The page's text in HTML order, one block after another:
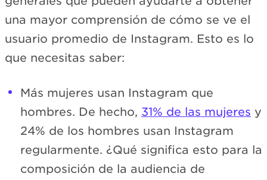
una mayor comprensión de cómo se ve el
usuario promedio de Instagram. Esto es lo
que necesitas saber:
Más mujeres usan Instagram que
hombres. De hecho, 31% de las mujeres y
24% de los hombres usan Instagram
regularmente. ¿Qué significa esto para la
composición de la audiencia de